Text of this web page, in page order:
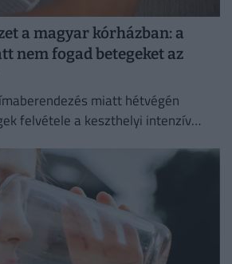
a magyar kórházban: a
nem fogad betegeket az
miatt hétvégén
felvétele a keszthelyi intenzív